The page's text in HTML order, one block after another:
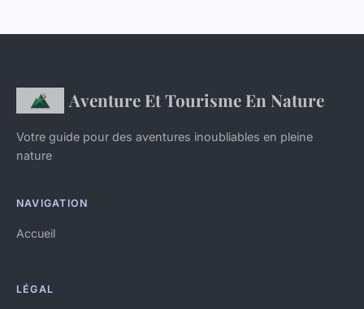
Aventure Et Tourisme En Nature
Votre guide pour des aventures inoubliables en pleine
nature
NAVIGATION
Accueil
LÉGAL